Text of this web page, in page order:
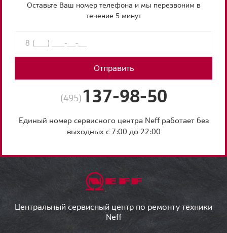
Оставьте Ваш номер телефона и мы перезвоним в
течение 5 минут
Отправить
(495) 137-98-50
Единый номер сервисного центра Neff работает без
выходных с 7:00 до 22:00
Центральный сервисный центр по ремонту техники
Neff